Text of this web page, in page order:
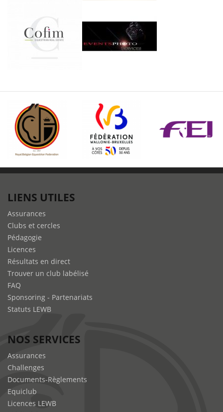
LIENS UTILES
Assurances
Clubs et cercles
Pédagogie
Licences
Résultats en direct
Trouver un club labélisé
FAQ
Sponsoring - Partenariats
Statuts LEWB
NOS SERVICES
Assurances
Challenges
Documents-Règlements
Equiclub
Licences LEWB